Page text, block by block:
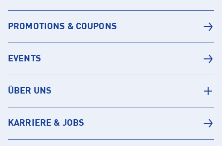
PROMOTIONS & COUPONS
EVENTS
ÜBER UNS
KARRIERE & JOBS